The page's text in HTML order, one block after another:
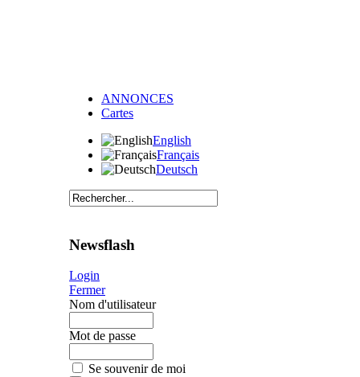
ANNONCES
Cartes
English
Français
Deutsch
Newsflash
Login
Fermer
Nom d'utilisateur
Mot de passe
Se souvenir de moi